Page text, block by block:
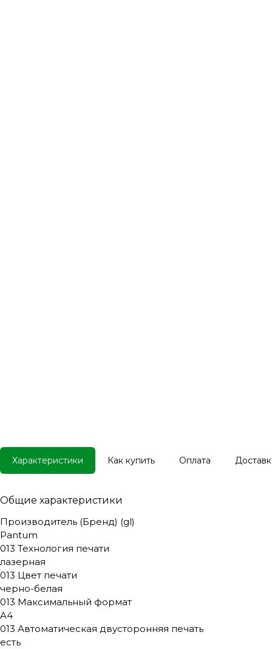
Характеристики Как купить Оплата
Общие характеристики
Производитель (Бренд) (gl)
Pantum
013 Технология печати
лазерная
013 Цвет печати
черно-белая
013 Максимальный формат
A4
013 Автоматическая двусторонняя печать
есть